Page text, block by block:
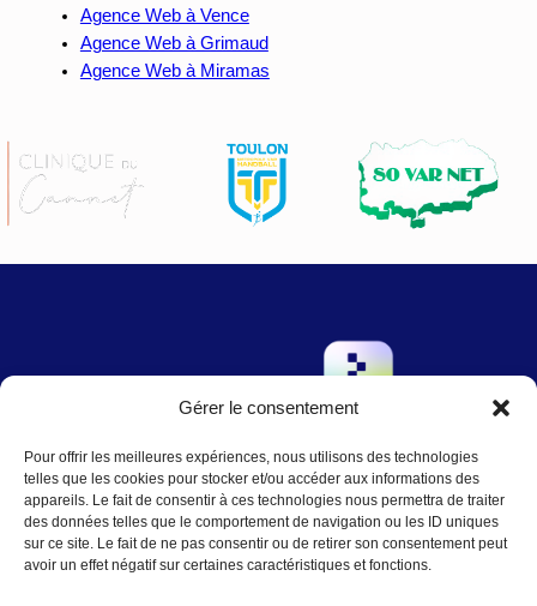
Gérer le consentement
Pour offrir les meilleures expériences, nous utilisons des technologies
telles que les cookies pour stocker et/ou accéder aux informations des
appareils. Le fait de consentir à ces technologies nous permettra de traiter
des données telles que le comportement de navigation ou les ID uniques
sur ce site. Le fait de ne pas consentir ou de retirer son consentement peut
avoir un effet négatif sur certaines caractéristiques et fonctions.
Agence Web à Vence
Agence Web à Grimaud
Agence Web à Miramas
Nous écrire→ Contact:
contact@agence-telo.fr
04 22 91 15 66